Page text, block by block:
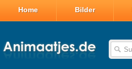
Home Bilder